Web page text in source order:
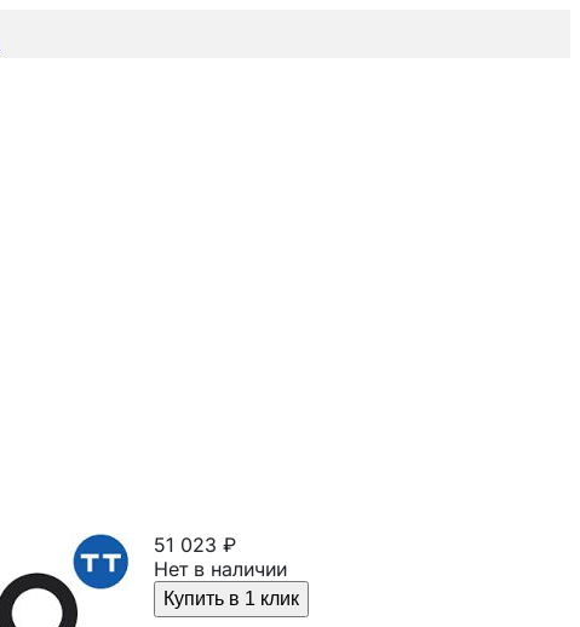
51 023 ₽
Нет в наличии
Купить в 1 клик